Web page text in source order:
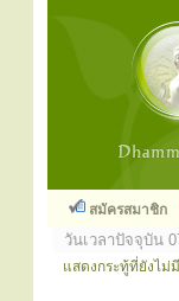
สมัครสมาชิก
วันเวลาปัจจุบัน
แสดงกระทู้ที่ยังไม่